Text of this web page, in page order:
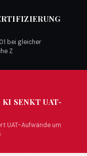
bei gleicher
Z
SENKT UAT-
UAT-Aufwände um